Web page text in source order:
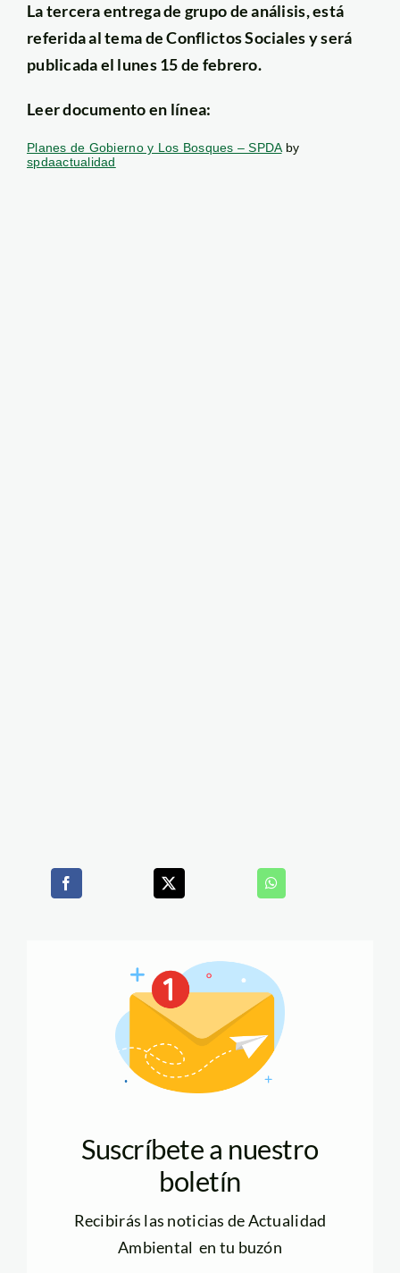
La tercera entrega de grupo de análisis, está
referida al tema de Conflictos Sociales y será
publicada el lunes 15 de febrero.
Leer documento en línea:
Planes de Gobierno y Los Bosques – SPDAby
spdaactualidad
Suscríbete a nuestro
boletín
Recibirás las noticias de Actualidad
Ambiental en tu buzón